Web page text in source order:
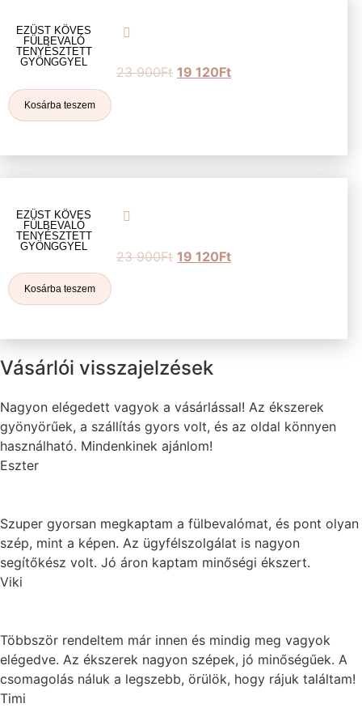
EZÜST KÖVES
FÜLBEVALÓ
TENYÉSZTETT
GYÖNGGYEL
23 900Ft 19 120Ft
Kosárba teszem
EZÜST KÖVES
FÜLBEVALÓ
TENYÉSZTETT
GYÖNGGYEL
23 900Ft 19 120Ft
Kosárba teszem
Vásárlói visszajelzések
Nagyon elégedett vagyok a vásárlással! Az ékszerek
gyönyörűek, a szállítás gyors volt, és az oldal könnyen
használható. Mindenkinek ajánlom!
Eszter
Szuper gyorsan megkaptam a fülbevalómat, és pont olyan
szép, mint a képen. Az ügyfélszolgálat is nagyon
segítőkész volt. Jó áron kaptam minőségi ékszert.
Viki
Többször rendeltem már innen és mindig meg vagyok
elégedve. Az ékszerek nagyon szépek, jó minőségűek. A
csomagolás náluk a legszebb, örülök, hogy rájuk találtam!
Timi